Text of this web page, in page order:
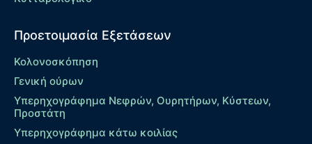
Προετοιμασία Εξετάσεων
Κολονοσκόπηση
Γενική ούρων
Υπερηχογράφημα Νεφρών, Ουρητήρων, Κύστεων,
Προστάτη
Υπερηχογράφημα κάτω κοιλίας